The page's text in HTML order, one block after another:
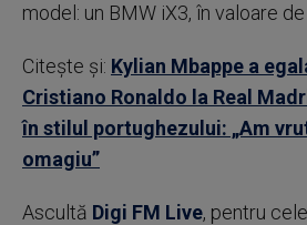
model: un BMW iX3, în valoare
Citește și: Kylian Mbappe a
Cristiano Ronaldo la Real
în stilul portughezului: „Am
omagiu”
Ascultă Digi FM Live, pentru